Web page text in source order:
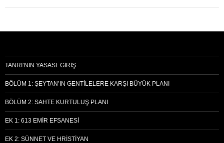
TANRI’NIN YASASI: GIRIŞ
BÖLÜM 1: ŞEYTAN’IN GENTILELERE KARŞI BÜYÜK PLANI
BÖLÜM 2: SAHTE KURTULUŞ PLANI
EK 1: 613 EMIR EFSANESI
EK 2: SÜNNET VE HRISTIYAN